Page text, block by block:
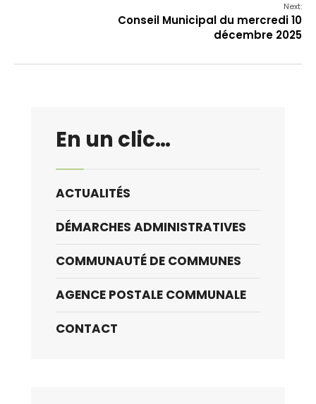
Next:
Conseil Municipal du mercredi 10
décembre 2025
En un clic…
ACTUALITÉS
DÉMARCHES ADMINISTRATIVES
COMMUNAUTÉ DE COMMUNES
AGENCE POSTALE COMMUNALE
CONTACT